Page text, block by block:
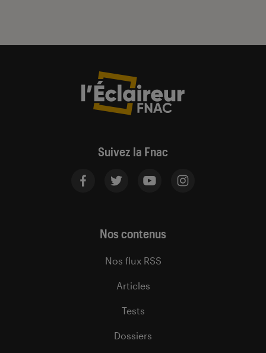
Suivez la Fnac
Nos contenus
Nos flux RSS
Articles
Tests
Dossiers